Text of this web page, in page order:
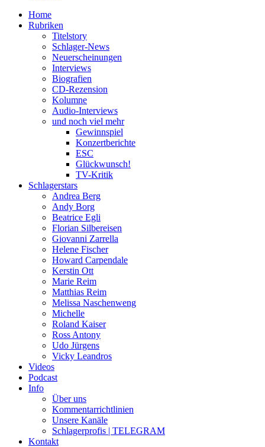
Home
Rubriken
Titelstory
Schlager-News
Neuerscheinungen
Interviews
Biografien
CD-Rezension
Kolumne
Audio-Interviews
und noch viel mehr
Gewinnspiel
Konzertberichte
ESC
Glückwunsch!
TV-Kritik
Schlagerstars
Andrea Berg
Andy Borg
Beatrice Egli
Florian Silbereisen
Giovanni Zarrella
Helene Fischer
Howard Carpendale
Kerstin Ott
Marie Reim
Matthias Reim
Melissa Naschenweng
Michelle
Roland Kaiser
Ross Antony
Udo Jürgens
Vicky Leandros
Videos
Podcast
Info
Über uns
Kommentarrichtlinien
Unsere Kanäle
Schlagerprofis | TELEGRAM
Kontakt